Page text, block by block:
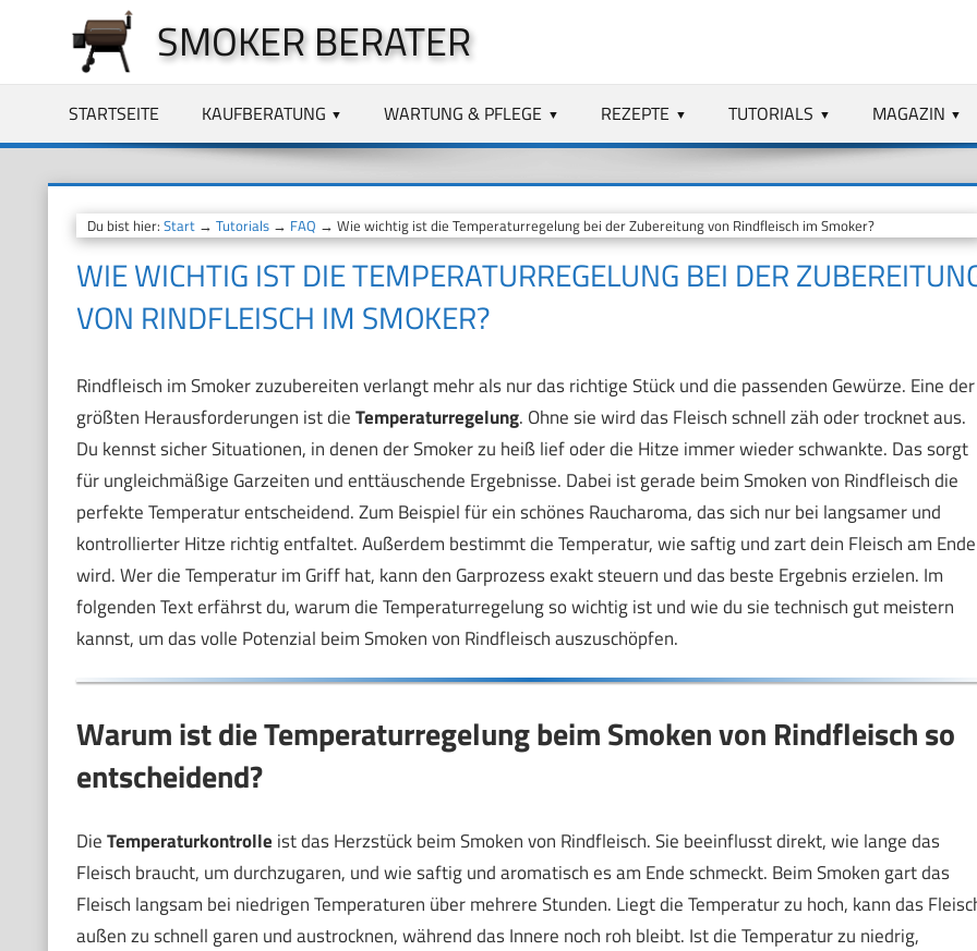
springen
SMOKER BERATER
STARTSEITE KAUFBERATUNG WARTUNG & PFLEGE REZEPTE TUTORIALS MAGAZIN
Du bist hier: Start→ Tutorials→ FAQ → Wie wichtig ist die Temperaturregelung bei der Zubereitung von Rindfleisch im Smoker?
WIE WICHTIG IST DIE TEMPERATURREGELUNG BEI DER
VON RINDFLEISCH IM SMOKER?
Rindfleisch im Smoker zuzubereiten verlangt mehr als nur das richtige Stück und die passenden Gewürze. Eine der
größten Herausforderungen ist dieTemperaturregelung. Ohne sie wird das Fleisch schnell zäh oder trocknet aus.
Du kennst sicher Situationen, in denen der Smoker zu heiß lief oder die Hitze immer wieder schwankte. Das sorgt
für ungleichmäßige Garzeiten und enttäuschende Ergebnisse. Dabei ist gerade beim Smoken von Rindfleisch die
perfekte Temperatur entscheidend. Zum Beispiel für ein schönes Raucharoma, das sich nur bei langsamer und
kontrollierter Hitze richtig entfaltet. Außerdem bestimmt die Temperatur, wie saftig und zart dein Fleisch am Ende
wird. Wer die Temperatur im Griff hat, kann den Garprozess exakt steuern und das beste Ergebnis erzielen. Im
folgenden Text erfährst du, warum die Temperaturregelung so wichtig ist und wie du sie technisch gut meistern
kannst, um das volle Potenzial beim Smoken von Rindfleisch auszuschöpfen.
Warum ist die Temperaturregelung beim Smoken von Rindfleisch so
entscheidend?
DieTemperaturkontrolle ist das Herzstück beim Smoken von Rindfleisch. Sie beeinflusst direkt, wie lange das
Fleisch braucht, um durchzugaren, und wie saftig und aromatisch es am Ende schmeckt. Beim Smoken gart das
Fleisch langsam bei niedrigen Temperaturen über mehrere Stunden. Liegt die Temperatur zu hoch, kann das
außen zu schnell garen und austrocknen, während das Innere noch roh bleibt. Ist die Temperatur zu niedrig,